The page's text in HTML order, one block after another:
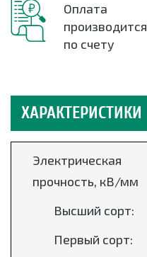
Оплата
производится
по счету
ХАРАКТЕРИСТИКИ
Электрическая
прочность, кВ/мм
Высший сорт:
Первый сорт: